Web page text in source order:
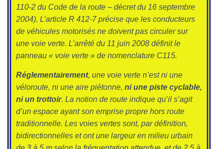
110-2 du Code de la route – décret du 16 septembre
2004). L’article R 412-7 précise que les conducteurs
de véhicules motorisés ne doivent pas circuler sur
une voie verte. L’arrêté du 11 juin 2008 définit le
panneau « voie verte » de nomenclature C115.
Réglementairement, une voie verte n’est ni une
véloroute, ni une aire piétonne, ni une piste cyclable,
ni un trottoir. La notion de route indique qu’il s’agit
d’un espace ayant son emprise propre hors route
traditionnelle. Les voies vertes sont, par définition,
bidirectionnelles et ont une largeur en milieu urbain